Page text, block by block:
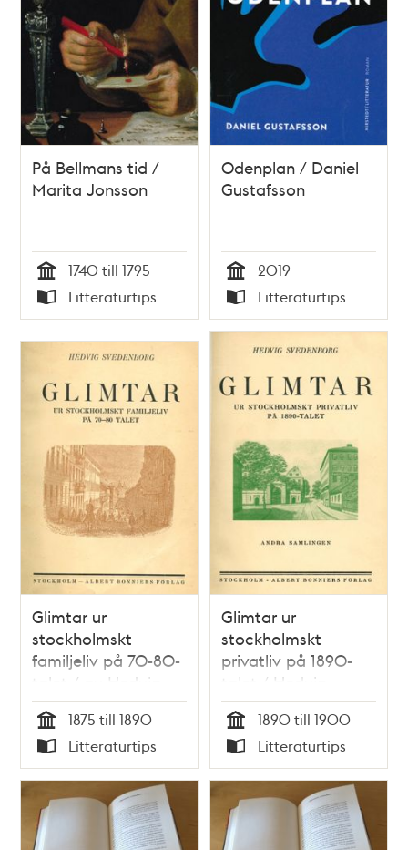
På Bellmans tid /
Marita Jonsson
Tid
1740 till 1795
Typ
Litteraturtips
Odenplan / Daniel
Gustafsson
Tid
2019
Typ
Litteraturtips
Glimtar ur
stockholmskt
familjeliv på 70-80-
talet / av Hedvig
Svedenborg
Tid
1875 till 1890
Typ
Litteraturtips
Glimtar ur
stockholmskt
privatliv på 1890-
talet / Hedvig
Svedenborg
Tid
1890 till 1900
Typ
Litteraturtips